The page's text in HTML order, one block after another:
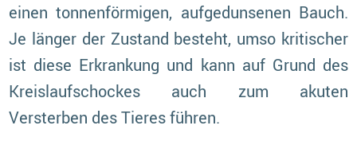
einen tonnenförmigen, aufgedunsenen Bauch.
Je länger der Zustand besteht, umso kritischer
ist diese Erkrankung und kann auf Grund des
Kreislaufschockes auch zum akuten
Versterben des Tieres führen.